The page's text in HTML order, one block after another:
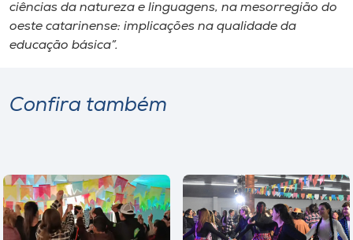
ciências da natureza e linguagens, na mesorregião do
oeste catarinense: implicações na qualidade da
educação básica”.
Confira também